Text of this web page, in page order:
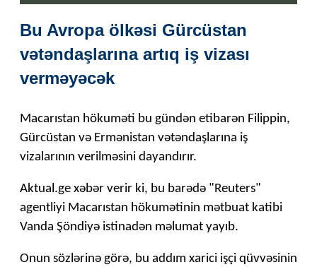
Bu Avropa ölkəsi Gürcüstan
vətəndaşlarına artıq iş vizası
verməyəcək
Macarıstan hökuməti bu gündən etibarən Filippin,
Gürcüstan və Ermənistan vətəndaşlarına iş
vizalarının verilməsini dayandırır.
Aktual.ge xəbər verir ki, bu barədə "Reuters"
agentliyi Macarıstan hökumətinin mətbuat katibi
Vanda Şöndiyə istinadən məlumat yayıb.
Onun sözlərinə görə, bu addım xarici işçi qüvvəsinin